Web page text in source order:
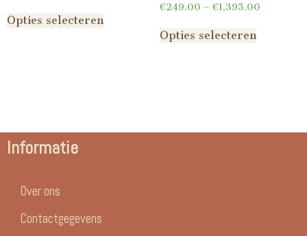
Opties selecteren
€249.00 – €1,395.00
Opties selecteren
Informatie
Over ons
Contactgegevens